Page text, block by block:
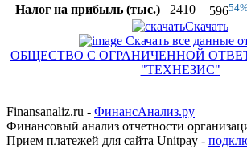
Налог на прибыль (тыс.) 2410 596
Скачать
Скачать все данные
ОБЩЕСТВО С ОГРАНИЧЕННОЙ
"ТЕХНЕЗИС"
Finansanaliz.ru - ФинанcАнализ.ру
Финансовый анализ отчетности
Прием платежей для сайта Unitpay -